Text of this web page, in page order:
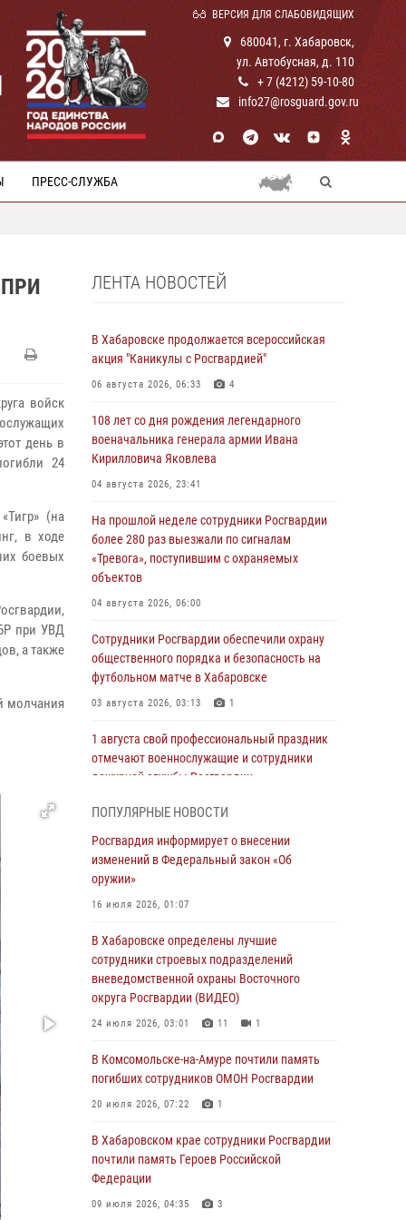
ВЕРСИЯ ДЛЯ СЛАБОВИДЯЩИХ
680041, г. Хабаровск,
ул. Автобусная, д. 110
+ 7 (4212) 59-10-80
info27@rosguard.gov.ru
ПРЕСС-СЛУЖБА
войск
день в
24
(на
в ходе
боевых
при УВД
а также
молчания
ЛЕНТА НОВОСТЕЙ
В Хабаровске продолжается всероссийская
акция "Каникулы с Росгвардией"
06 августа 2026, 06:33 4
108 лет со дня рождения легендарного
военачальника генерала армии Ивана
Кирилловича Яковлева
04 августа 2026, 23:41
На прошлой неделе сотрудники Росгвардии
более 280 раз выезжали по сигналам
«Тревога», поступившим с охраняемых
объектов
04 августа 2026, 06:00
Сотрудники Росгвардии обеспечили охрану
общественного порядка и безопасность на
футбольном матче в Хабаровске
03 августа 2026, 03:13 1
1 августа свой профессиональный праздник
отмечают военнослужащие и сотрудники
дежурной службы Росгвардии
День образования тыловых подразделений
Росгвардии
01 августа 2026, 00:00
краю состоялось информирование личного
состава по вопросам реализации
избирательного права
31 июля 2026, 03:26
оказали помощь женщине, потерявшей
сознание во время массового мероприятия
29 июля 2026, 23:24 2
В Хабаровске продолжается акция
«Каникулы с Росгвардией»
29 июля 2026, 02:51
ПОПУЛЯРНЫЕ НОВОСТИ
Росгвардия информирует о внесении
изменений в Федеральный закон «Об
оружии»
16 июля 2026, 01:07
В Хабаровске определены лучшие
сотрудники строевых подразделений
вневедомственной охраны Восточного
округа Росгвардии (ВИДЕО)
24 июля 2026, 03:01 11 1
В Комсомольске-на-Амуре почтили память
погибших сотрудников ОМОН Росгвардии
20 июля 2026, 07:22 1
В Хабаровском крае сотрудники Росгвардии
почтили память Героев Российской
Федерации
09 июля 2026, 04:35 3